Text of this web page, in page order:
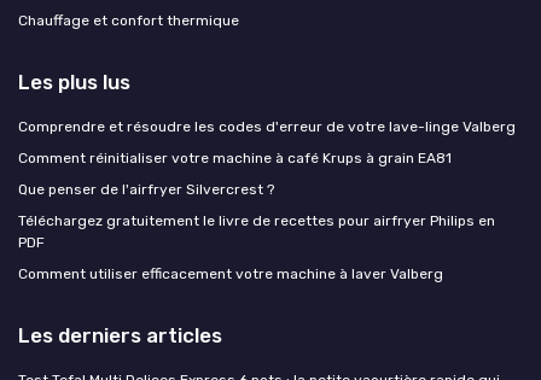
Chauffage et confort thermique
Les plus lus
Comprendre et résoudre les codes d'erreur de votre lave-linge Valberg
Comment réinitialiser votre machine à café Krups à grain EA81
Que penser de l'airfryer Silvercrest ?
Téléchargez gratuitement le livre de recettes pour airfryer Philips en
PDF
Comment utiliser efficacement votre machine à laver Valberg
Les derniers articles